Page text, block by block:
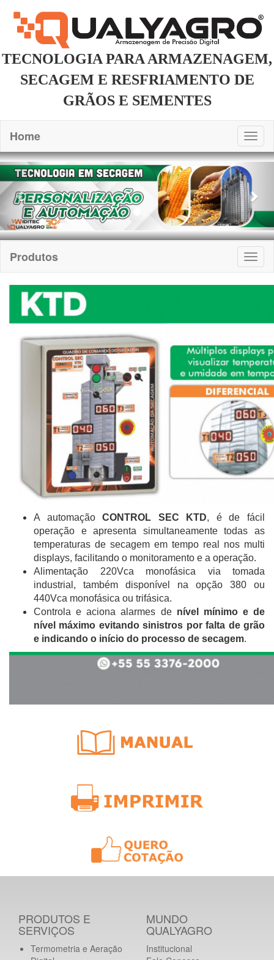
TECNOLOGIA PARA ARMAZENAGEM,
SECAGEM E RESFRIAMENTO DE
GRÃOS E SEMENTES
Home
Previous
Produtos
A automaçãoCONTROL SEC KTD, é de fácil
operação e apresenta simultaneamente todas as
temperaturas de secagem em tempo real nos multi
displays, facilitando o monitoramento e a operação.
Alimentação 220Vca monofásica via tomada
industrial, também disponível na opção 380 ou
440Vca monofásica ou trifásica.
Controla e aciona alarmes de nível mínimo e de
nível máximo evitando sinistros por falta de grão
e indicando o início do processo de secagem.
PRODUTOS E
SERVIÇOS
Termometria e Aeração
MUNDO
QUALYAGRO
Institucional